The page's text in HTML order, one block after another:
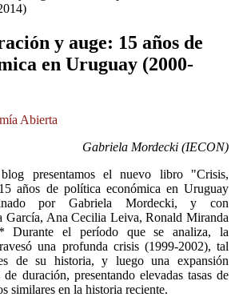
y auge: 15 años de
en Uruguay (2000-
Abierta
Gabriela Mordecki (IECON)
presentamos el nuevo libro "Crisis,
años de política económica en Uruguay
por Gabriela Mordecki, y con
García, Ana Cecilia Leiva, Ronald Miranda
Durante el período que se analiza, la
una profunda crisis (1999-2002), tal
de su historia, y luego una expansión
duración, presentando elevadas tasas de
similares en la historia reciente.